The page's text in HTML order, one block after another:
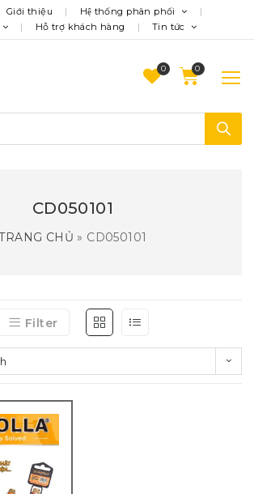
Giới thiệu
Hệ thống phân phối
Hỗ trợ khách hàng Tin tức
0
CD050101
CHỦ » CD050101
Filter